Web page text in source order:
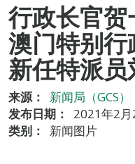
行政长官
澳门特别
新任特派
来源：
新闻局（GCS）
发布日期：
2021年2
类别：
新闻图片